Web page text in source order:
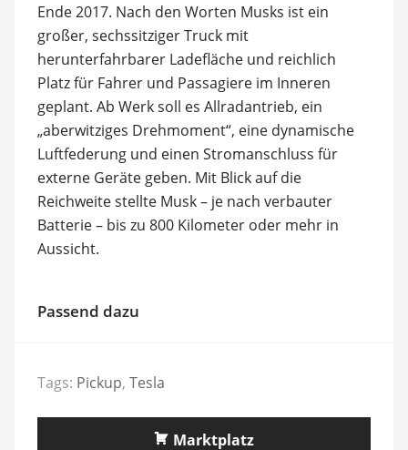
Ende 2017. Nach den Worten Musks ist ein
großer, sechssitziger Truck mit
herunterfahrbarer Ladefläche und reichlich
Platz für Fahrer und Passagiere im Inneren
geplant. Ab Werk soll es Allradantrieb, ein
„aberwitziges Drehmoment“, eine dynamische
Luftfederung und einen Stromanschluss für
externe Geräte geben. Mit Blick auf die
Reichweite stellte Musk – je nach verbauter
Batterie – bis zu 800 Kilometer oder mehr in
Aussicht.
Passend dazu
Tags: Pickup, Tesla
Marktplatz